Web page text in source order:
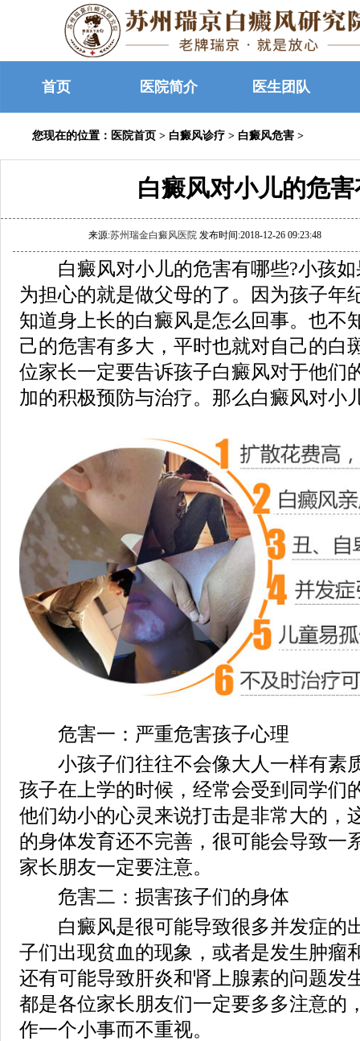
首页 医院简介 医生团队
您现在的位置： 医院首页 > 白癜风诊疗 > 白癜风危害 >
白癜风对小儿的危
来源:苏州瑞金白癜风医院 发布时间:2018-12-26 09:23:48
白癜风对小儿的危害有哪些?小孩如
为担心的就是做父母的了。因为孩子年
知道身上长的白癜风是怎么回事。也不
己的危害有多大，平时也就对自己的白
位家长一定要告诉孩子白癜风对于他们
加的积极预防与治疗。那么白癜风对小
危害一：严重危害孩子心理
小孩子们往往不会像大人一样有素
孩子在上学的时候，经常会受到同学们
他们幼小的心灵来说打击是非常大的，
的身体发育还不完善，很可能会导致一
家长朋友一定要注意。
危害二：损害孩子们的身体
白癜风是很可能导致很多并发症的
子们出现贫血的现象，或者是发生肿瘤
还有可能导致肝炎和肾上腺素的问题发
都是各位家长朋友们一定要多多注意的
作一个小事而不重视。